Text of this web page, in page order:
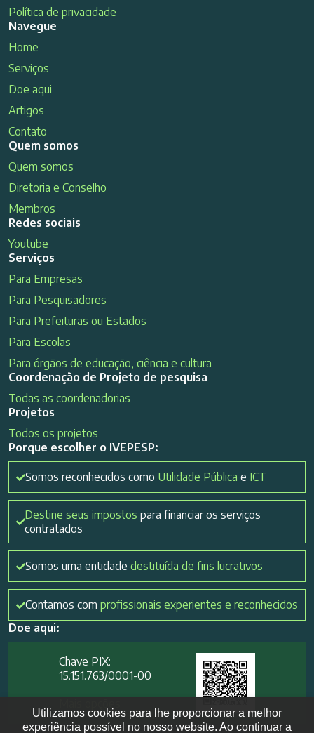
Política de privacidade
Navegue
Home
Serviços
Doe aqui
Artigos
Contato
Quem somos
Quem somos
Diretoria e Conselho
Membros
Redes sociais
Youtube
Serviços
Para Empresas
Para Pesquisadores
Para Prefeituras ou Estados
Para Escolas
Para órgãos de educação, ciência e cultura
Coordenação de Projeto de pesquisa
Todas as coordenadorias
Projetos
Todos os projetos
Porque escolher o IVEPESP:
Somos reconhecidos como Utilidade Pública e ICT
Destine seus impostos para financiar os serviços
contratados
Somos uma entidade destituída de fins lucrativos
Contamos com profissionais experientes e reconhecidos
Doe aqui:
Chave PIX:
15.151.763/0001-00​
Utilizamos cookies para lhe proporcionar a melhor
experiência possível no nosso website. Ao continuar a